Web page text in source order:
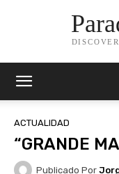
ACTUALIDAD
“GRANDE
Publicado Por